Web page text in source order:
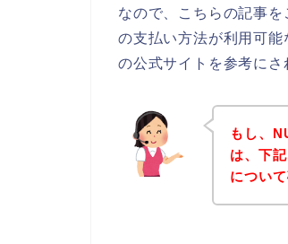
なので、こちらの記事
の支払い方法が利用可
の公式サイトを参考にさ
もし、
は、下
につい